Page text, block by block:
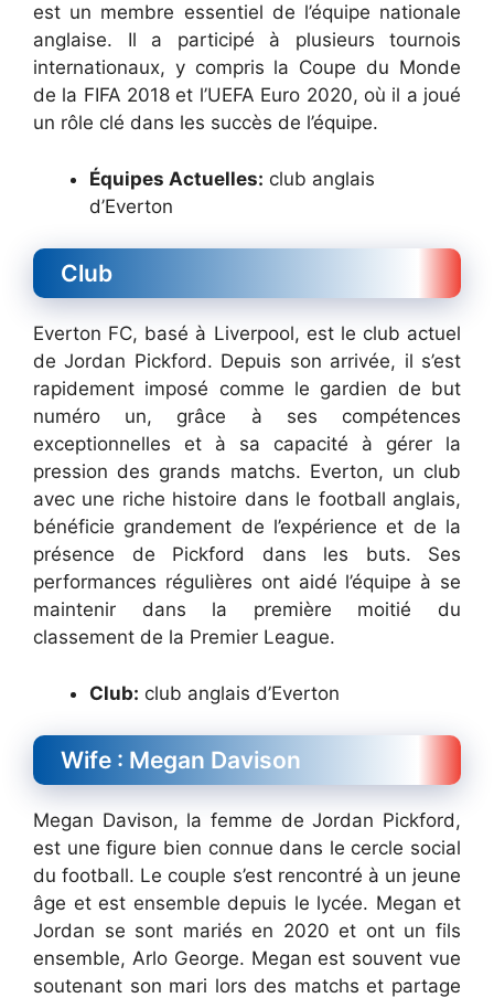
est un membre essentiel de l’équipe nationale
anglaise. Il a participé à plusieurs tournois
internationaux, y compris la Coupe du Monde
de la FIFA 2018 et l’UEFA Euro 2020, où il a joué
un rôle clé dans les succès de l’équipe.
Équipes Actuelles: club anglais
d’Everton
Club
Everton FC, basé à Liverpool, est le club actuel
de Jordan Pickford. Depuis son arrivée, il s’est
rapidement imposé comme le gardien de but
numéro un, grâce à ses compétences
exceptionnelles et à sa capacité à gérer la
pression des grands matchs. Everton, un club
avec une riche histoire dans le football anglais,
bénéficie grandement de l’expérience et de la
présence de Pickford dans les buts. Ses
performances régulières ont aidé l’équipe à se
maintenir dans la première moitié du
classement de la Premier League.
Club: club anglais d’Everton
Wife : Megan Davison
Megan Davison, la femme de Jordan Pickford,
est une figure bien connue dans le cercle social
du football. Le couple s’est rencontré à un jeune
âge et est ensemble depuis le lycée. Megan et
Jordan se sont mariés en 2020 et ont un fils
ensemble, Arlo George. Megan est souvent vue
soutenant son mari lors des matchs et partage